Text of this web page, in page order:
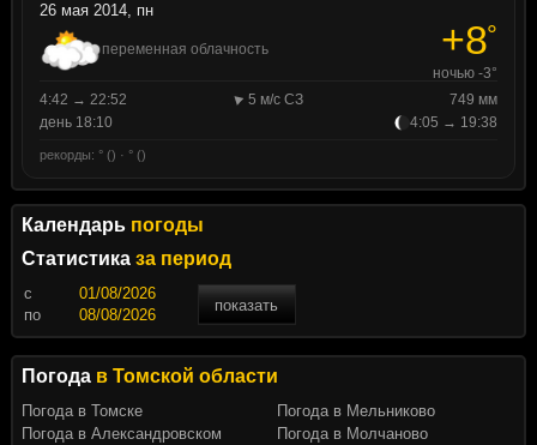
26 мая 2014, пн
переменная облачность +8°
ночью -3°
4:42 → 22:52
5 м/с СЗ
749 мм
день 18:10
4:05 → 19:38
рекорды: ° () · ° ()
Календарь погоды
Статистика за период
c
показать
по
Погода в Томской области
Погода в Томске
Погода в Александровском
Погода в Мельниково
Погода в Молчаново